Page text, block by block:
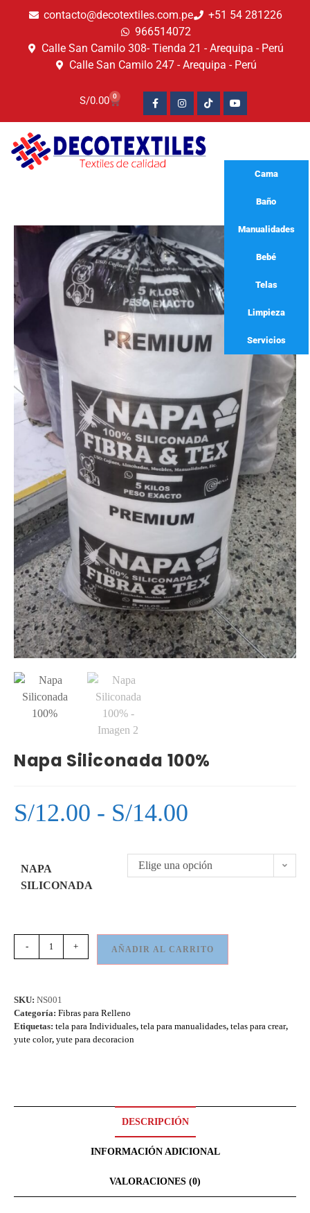
contacto@decotextiles.com.pe
+51 54 281226
966514072
Calle San Camilo 308- Tienda 21 - Arequipa - Perú
Calle San Camilo 247 - Arequipa - Perú​
S/0.00 0
Cama
Baño
Manualidades
Bebé
Telas
Limpieza
Servicios
🔍
Napa Siliconada 100%
S/12.00 - S/14.00
NAPA
SILICONADA
Elige una opción
- + AÑADIR AL CARRITO
SKU: NS001
Categoría: Fibras para Relleno
Etiquetas: tela para Individuales, tela para manualidades, telas para crear,
yute color, yute para decoracion
DESCRIPCIÓN
INFORMACIÓN ADICIONAL
VALORACIONES (0)